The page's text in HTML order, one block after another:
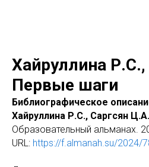
Хайруллина
Первые шаги
Библиографическое
Хайруллина Р.С., Саргсян Ц.А.
Образовательный альманах.
URL: https://f.almanah.su/2024/